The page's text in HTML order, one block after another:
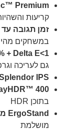
Premium
קריעות
זמן תגובה עד 0.5ms (GtG מינ׳)
במשחקים
+ Delta E<1
גם לעריכה
IPS
400
בתוכן HDR
ErgoStand מלא
מושלמת